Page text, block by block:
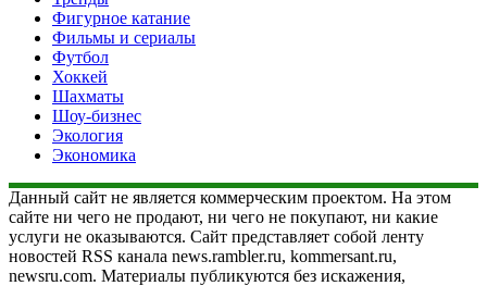
Фигурное катание
Фильмы и сериалы
Футбол
Хоккей
Шахматы
Шоу-бизнес
Экология
Экономика
Данный сайт не является коммерческим проектом. На этом
сайте ни чего не продают, ни чего не покупают, ни какие
услуги не оказываются. Сайт представляет собой ленту
новостей RSS канала news.rambler.ru, kommersant.ru,
newsru.com. Материалы публикуются без искажения,